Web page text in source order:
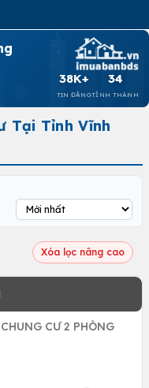
38K+
TIN ĐĂNG
34
TỈNH THÀNH
Tại Tỉnh Vĩnh
Xóa lọc nâng cao
CƯ 2 PHÒNG